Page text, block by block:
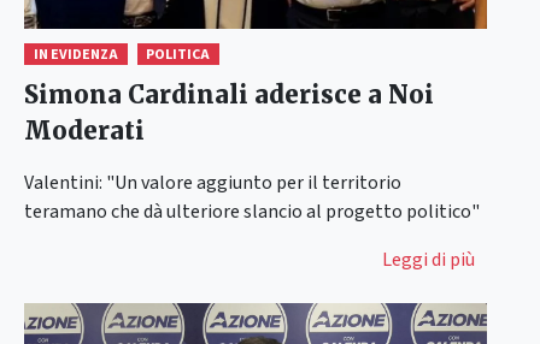
IN EVIDENZA POLITICA
Simona Cardinali aderisce a Noi
Moderati
Valentini: "Un valore aggiunto per il territorio
teramano che dà ulteriore slancio al progetto politico"
Leggi di più